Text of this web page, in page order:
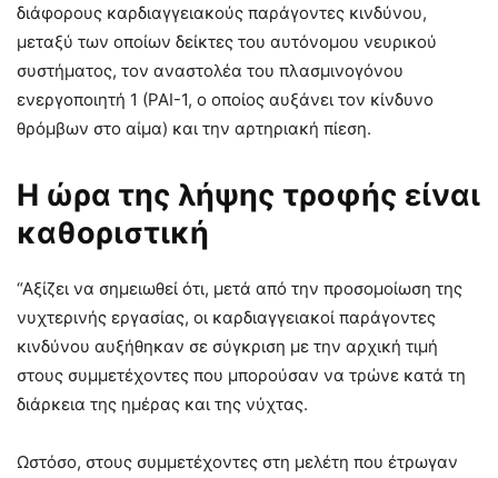
διάφορους καρδιαγγειακούς παράγοντες κινδύνου,
μεταξύ των οποίων δείκτες του αυτόνομου νευρικού
συστήματος, τον αναστολέα του πλασμινογόνου
ενεργοποιητή 1 (PAI-1, ο οποίος αυξάνει τον κίνδυνο
θρόμβων στο αίμα) και την αρτηριακή πίεση.
Η ώρα της λήψης τροφής είναι
καθοριστική
“Αξίζει να σημειωθεί ότι, μετά από την προσομοίωση της
νυχτερινής εργασίας, οι καρδιαγγειακοί παράγοντες
κινδύνου αυξήθηκαν σε σύγκριση με την αρχική τιμή
στους συμμετέχοντες που μπορούσαν να τρώνε κατά τη
διάρκεια της ημέρας και της νύχτας.
Ωστόσο, στους συμμετέχοντες στη μελέτη που έτρωγαν